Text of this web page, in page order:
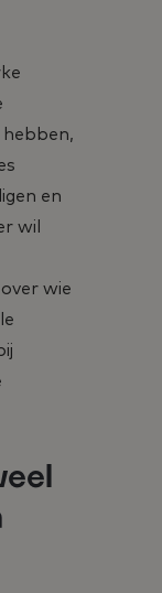
en
wil
wie